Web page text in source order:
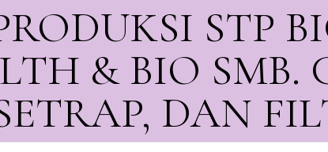
STP
& BIO SMB.
DAN